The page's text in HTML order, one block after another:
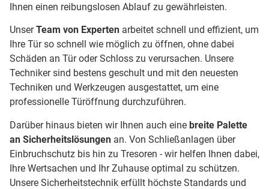
Ihnen einen reibungslosen Ablauf zu gewährleisten.
UnserTeam von Experten arbeitet schnell und effizient, um
Ihre Tür so schnell wie möglich zu öffnen, ohne dabei
Schäden an Tür oder Schloss zu verursachen. Unsere
Techniker sind bestens geschult und mit den neuesten
Techniken und Werkzeugen ausgestattet, um eine
professionelle Türöffnung durchzuführen.
Darüber hinaus bieten wir Ihnen auch eine breite Palette
an Sicherheitslösungen an. Von Schließanlagen über
Einbruchschutz bis hin zu Tresoren - wir helfen Ihnen dabei,
Ihre Wertsachen und Ihr Zuhause optimal zu schützen.
Unsere Sicherheitstechnik erfüllt höchste Standards und